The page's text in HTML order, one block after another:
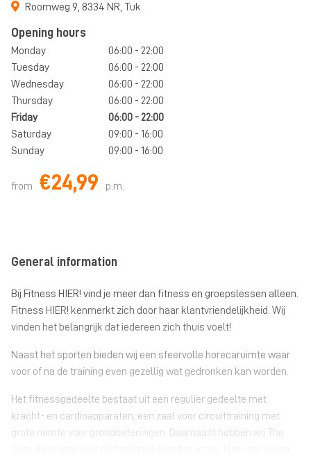
Roomweg 9, 8334 NR, Tuk
Opening hours
Monday
06:00 - 22:00
Tuesday
06:00 - 22:00
Wednesday
06:00 - 22:00
Thursday
06:00 - 22:00
Friday
06:00 - 22:00
Saturday
09:00 - 16:00
Sunday
09:00 - 16:00
from €24,99 p.m.
General information
Bij Fitness HIER! vind je meer dan fitness en groepslessen alleen.
Fitness HIER! kenmerkt zich door haar klantvriendelijkheid. Wij
vinden het belangrijk dat iedereen zich thuis voelt!
Naast het sporten bieden wij een sfeervolle horecaruimte waar
voor of na de training even gezellig wat gedronken kan worden.
Het fitnessgedeelte bestaat uit een regulier gedeelte met
kracht- en cardioapparaten, een zaal voor circuittraining met
grote ruimte voor grondoefeningen. Daarnaast hebben wij The